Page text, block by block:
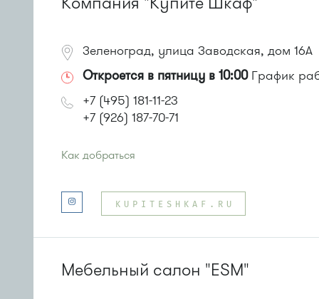
Зеленоград, улица Заводская, дом 16А
Откроется в пятницу в 10:00График
+7 (495) 181-11-23
+7 (926) 187-70-71
Как добраться
Автобус № 20.
Маршрутка № 460м
Автобусы № 28, 32.
KUPITESHKAF.RU
Мебельный салон "ESM"